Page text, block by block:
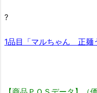
?
1品目「マルちゃん 正麺